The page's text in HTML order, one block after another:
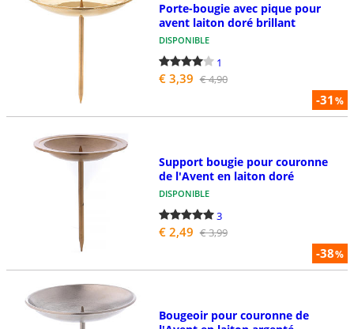
-31%
Porte-bougie avec pique pour
avent laiton doré brillant
DISPONIBLE
1
€ 3,39 € 4,90
-38%
Support bougie pour couronne
de l'Avent en laiton doré
DISPONIBLE
3
€ 2,49 € 3,99
Bougeoir pour couronne de